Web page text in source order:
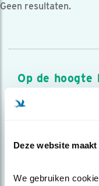
Deze website
We gebruiken
Geen resultaten.
Op de hoogte
Meld je aan en
over vogels en